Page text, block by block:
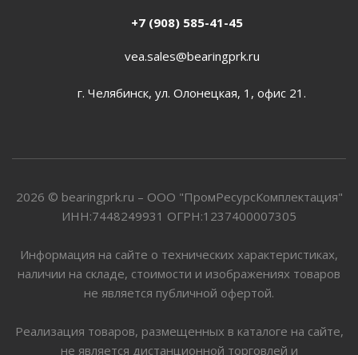
+7 (908) 585-41-45
vea.sales@bearingprk.ru
г. Челябинск, ул. Олонецкая, 1, офис 21.
2026 © bearingprk.ru – ООО "ПромРесурсКомплектация"
ИНН:7448249931 ОГРН:1237400007305
Информация на сайте о технических характеристиках,
наличии на складе, стоимости и изображениях товаров
не является публичной офертой.
Реализация товаров, размещенных в каталоге на сайте,
не является дистанционной торговлей и